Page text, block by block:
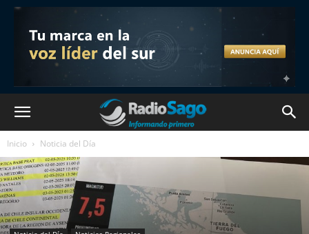
Inicio Noticia del Día